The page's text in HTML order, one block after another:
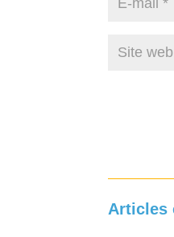
Articles